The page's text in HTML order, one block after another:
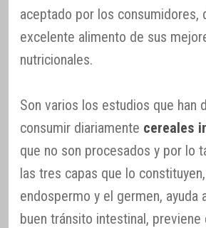
aceptado por los consumidores,
excelente alimento de sus
nutricionales.
Son varios los estudios que han
consumir diariamente cereales
que no son procesados y por lo
las tres capas que lo
endospermo y el germen, ayuda
buen tránsito intestinal, previene